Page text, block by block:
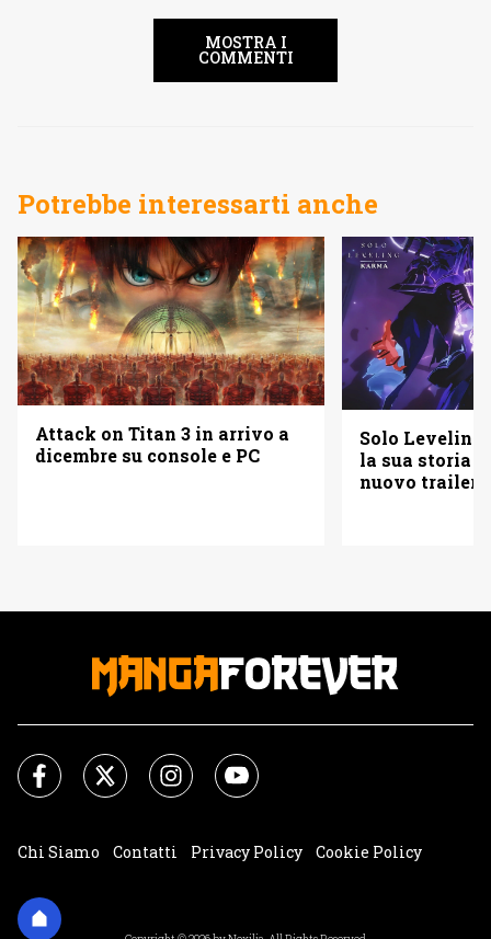
MOSTRA I
COMMENTI
Potrebbe interessarti anche
Attack on Titan 3 in arrivo a
dicembre su console e PC
Solo
la sua storia
nuovo trailer
Chi Siamo Contatti Privacy Policy
Cookie Policy